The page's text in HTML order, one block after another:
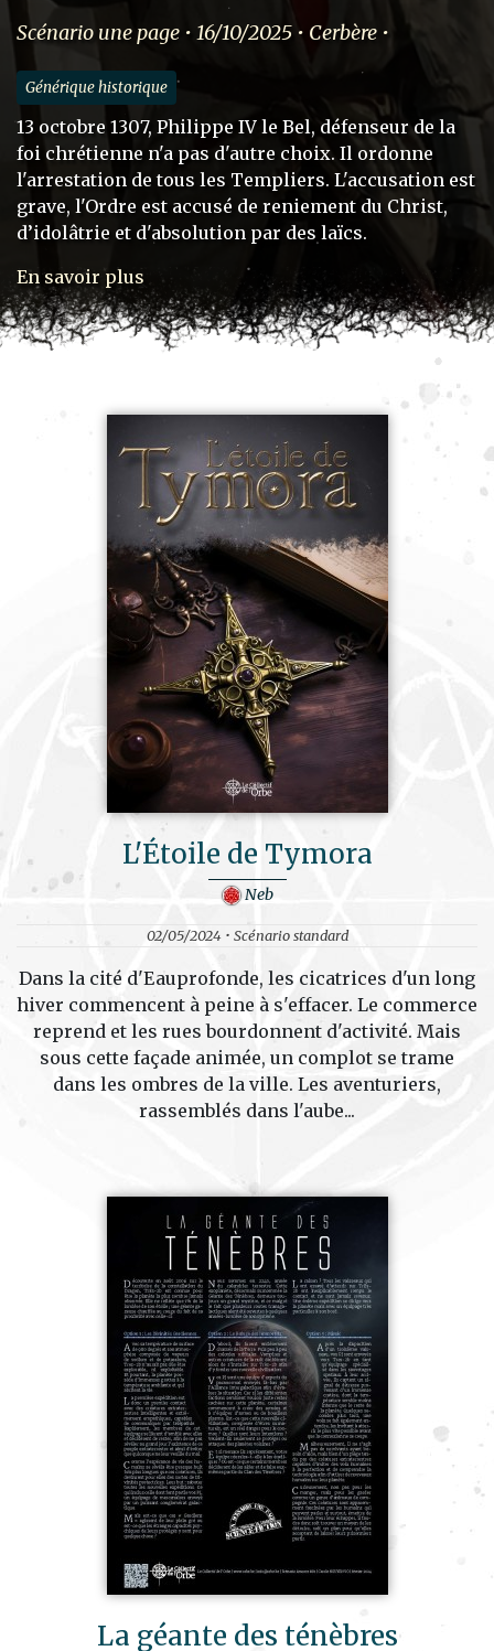
Scénario une page • 16/10/2025 • Cerbère •
Générique historique
13 octobre 1307, Philippe IV le Bel, défenseur de la
foi chrétienne n'a pas d'autre choix. Il ordonne
l'arrestation de tous les Templiers. L'accusation est
grave, l'Ordre est accusé de reniement du Christ,
d’idolâtrie et d'absolution par des laïcs.
En savoir plus
L'Étoile de Tymora
Neb
02/05/2024 • Scénario standard
Dans la cité d'Eauprofonde, les cicatrices d'un long
hiver commencent à peine à s'effacer. Le commerce
reprend et les rues bourdonnent d'activité. Mais
sous cette façade animée, un complot se trame
dans les ombres de la ville. Les aventuriers,
rassemblés dans l'aube...
La géante des ténèbres